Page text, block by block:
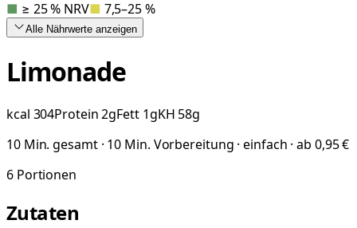
■ ≥ 25 % NRV■ 7,5–25 %
Alle Nährwerte anzeigen
Limonade
kcal 304Protein 2gFett 1gKH 58g
10 Min. gesamt · 10 Min. Vorbereitung · einfach · ab 0,95 €
6 Portionen
Zutaten